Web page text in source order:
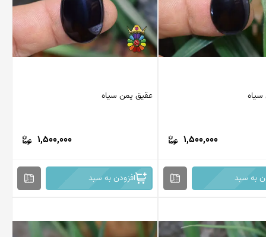
1,500,000
به سبد
عقیق یمن سیاه
1,500,000
افزودن به سبد